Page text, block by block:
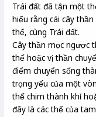
Trái đất đã tận một
hiểu rằng cái cây
thế, cùng Trái đất.
Cây thần mọc ngược
thế hoặc vị thần
điểm chuyển sống
trọng yếu của một
thế chim thành khỉ
đây là các thế của